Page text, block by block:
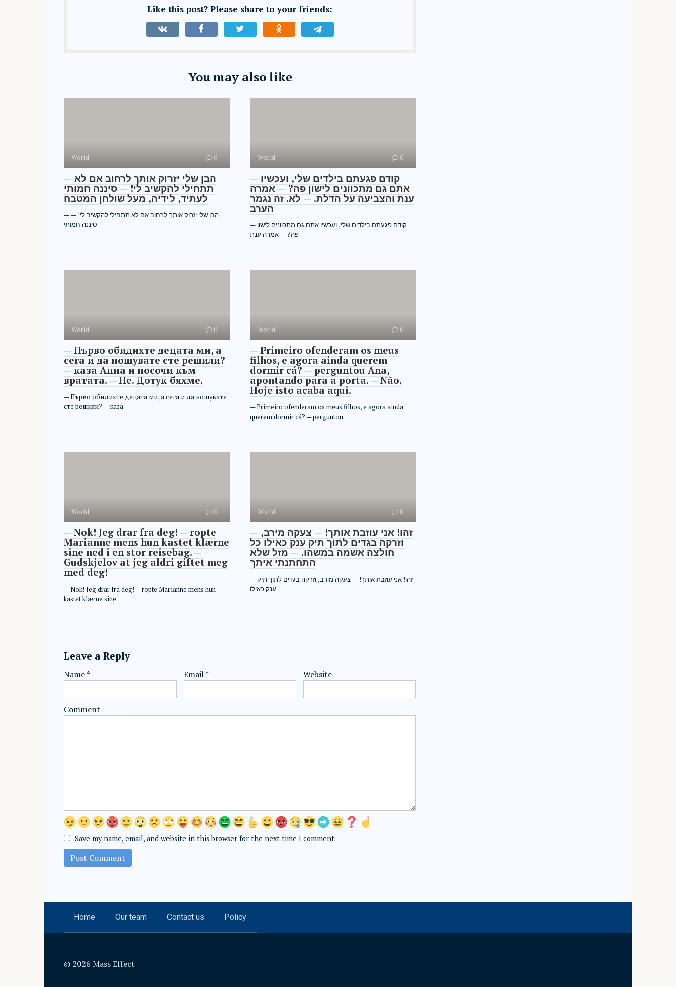
Like this post? Please share to your friends:
You may also like
World 0
— הבן שלי יזרוק אותך לרחוב אם לא
תתחילי להקשיב לי! — סיננה חמותי
לעתיד, לידיה, מעל שולחן המטבח
— הבן שלי יזרוק אותך לרחוב אם לא תתחילי להקשיב לי! —
סיננה חמותי
World 0
— קודם פגעתם בילדים שלי, ועכשיו
אתם גם מתכוונים לישון פה? — אמרה
ענת והצביעה על הדלת. — לא. זה נגמר
הערב
— קודם פגעתם בילדים שלי, ועכשיו אתם גם מתכוונים לישון
פה? — אמרה ענת
World 0
— Първо обидихте децата ми, а
сега и да нощувате сте решили?
— каза Анна и посочи към
вратата. — Не. Дотук бяхме.
— Първо обидихте децата ми, а сега и да нощувате
сте решили? — каза
World 0
— Primeiro ofenderam os meus
filhos, e agora ainda querem
dormir cá? — perguntou Ana,
apontando para a porta. — Não.
Hoje isto acaba aqui.
— Primeiro ofenderam os meus filhos, e agora ainda
querem dormir cá? — perguntou
World 0
— Nok! Jeg drar fra deg! — ropte
Marianne mens hun kastet klærne
sine ned i en stor reisebag. —
Gudskjelov at jeg aldri giftet meg
med deg!
— Nok! Jeg drar fra deg! — ropte Marianne mens hun
kastet klærne sine
World 0
— זהו! אני עוזבת אותך! — צעקה מירב,
וזרקה בגדים לתוך תיק ענק כאילו כל
חולצה אשמה במשהו. — מזל שלא
התחתנתי איתך
— זהו! אני עוזבת אותך! — צעקה מירב, וזרקה בגדים לתוך תיק
ענק כאילו
Leave a Reply
Name* Email* Website
Comment
Save my name, email, and website in this browser for the next time I comment.
Home Our team Contact us Policy
© 2026 Mass Effect